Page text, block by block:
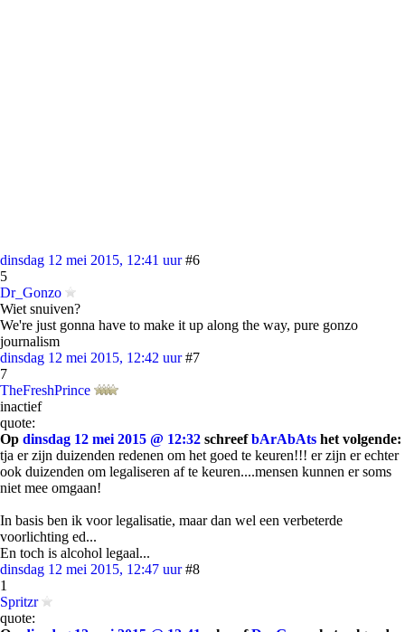
dinsdag 12 mei 2015, 12:41 uur #6
5
Dr_Gonzo
Wiet snuiven?
We're just gonna have to make it up along the way, pure gonzo
journalism
dinsdag 12 mei 2015, 12:42 uur #7
7
TheFreshPrince
inactief
quote:
Op dinsdag 12 mei 2015 @ 12:32 schreefbArAbAts het volgende:
tja er zijn duizenden redenen om het goed te keuren!!! er zijn er echter
ook duizenden om legaliseren af te keuren....mensen kunnen er soms
niet mee omgaan!
In basis ben ik voor legalisatie, maar dan wel een verbeterde
voorlichting ed...
En toch is alcohol legaal...
dinsdag 12 mei 2015, 12:47 uur #8
1
Spritzr
quote: